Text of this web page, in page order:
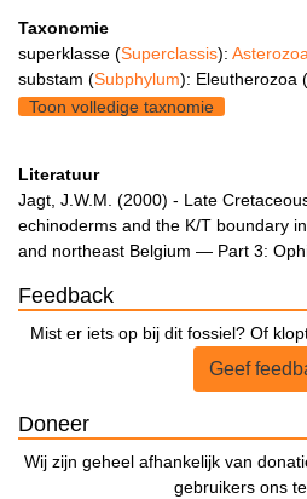
Taxonomie
superklasse (Superclassis):
substam (Subphylum): Eleutherozoa
Toon volledige taxnomie
Literatuur
Jagt, J.W.M. (2000) - Late
echinoderms and the K/T boundary
and northeast Belgium — Part 3:
Feedback
Mist er iets op bij dit fossiel? Of
Geef
Doneer
Wij zijn geheel afhankelijk van
gebruikers ons